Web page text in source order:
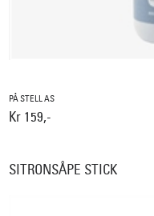
PÅ STELL AS
Kr 159,-
SITRONSÅPE STICK